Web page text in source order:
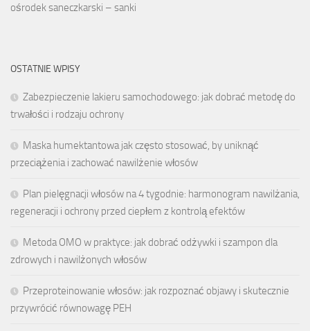
ośrodek saneczkarski – sanki
OSTATNIE WPISY
Zabezpieczenie lakieru samochodowego: jak dobrać metodę do
trwałości i rodzaju ochrony
Maska humektantowa jak często stosować, by uniknąć
przeciążenia i zachować nawilżenie włosów
Plan pielęgnacji włosów na 4 tygodnie: harmonogram nawilżania,
regeneracji i ochrony przed ciepłem z kontrolą efektów
Metoda OMO w praktyce: jak dobrać odżywki i szampon dla
zdrowych i nawilżonych włosów
Przeproteinowanie włosów: jak rozpoznać objawy i skutecznie
przywrócić równowagę PEH